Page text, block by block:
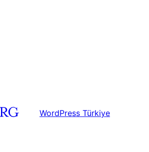
WordPress Türkiye